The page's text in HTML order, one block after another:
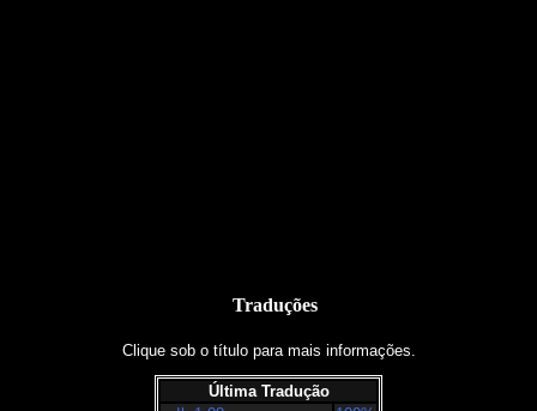
Traduções
Clique sob o título para mais informações.
Última Tradução